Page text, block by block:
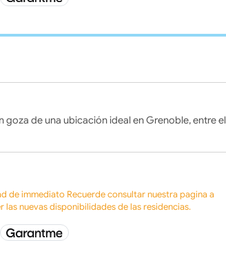
goza de una ubicación ideal en Grenoble, entre el
de immediato Recuerde consultar nuestra pagina a
las nuevas disponibilidades de las residencias.